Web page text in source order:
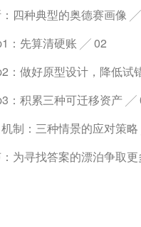
四种典型的奥德赛画像
：先算清硬账 ╱ 02
：做好原型设计，降低试
：积累三种可迁移资产 ╱
制：三种情景的应对策
为寻找答案的漂泊争取